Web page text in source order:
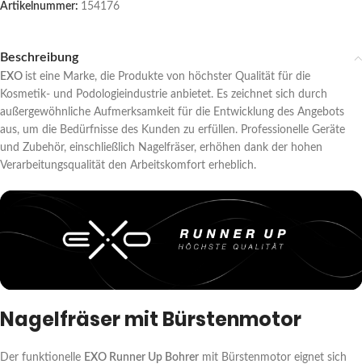
Artikelnummer: 154176
Beschreibung
EXO ist eine Marke, die Produkte von höchster Qualität für die
Kosmetik- und Podologieindustrie anbietet. Es zeichnet sich durch
außergewöhnliche Aufmerksamkeit für die Entwicklung des Angebots
aus, um die Bedürfnisse des Kunden zu erfüllen. Professionelle Geräte
und Zubehör, einschließlich Nagelfräser, erhöhen dank der hohen
Verarbeitungsqualität den Arbeitskomfort erheblich.
Nagelfräser mit Bürstenmotor
Der funktionelle EXO Runner Up Bohrer mit Bürstenmotor eignet sich